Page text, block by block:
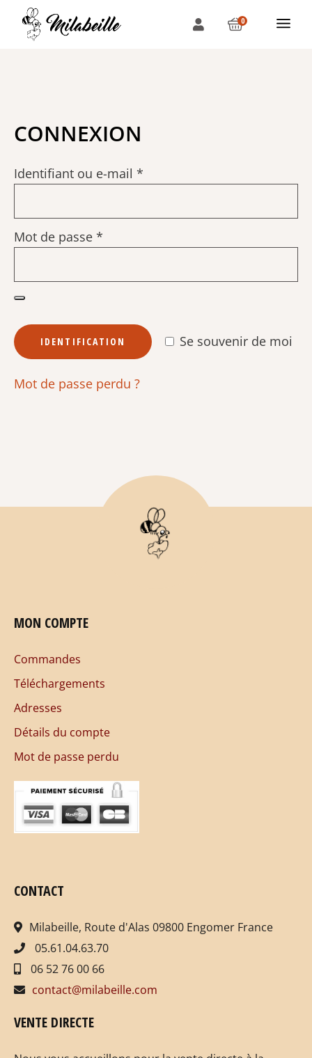
0
CONNEXION
Identifiant ou e-mail *
Mot de passe *
Se souvenir de moi
IDENTIFICATION
Mot de passe perdu ?
MON COMPTE
Commandes
Téléchargements
Adresses
Détails du compte
Mot de passe perdu
CONTACT
Milabeille, Route d'Alas 09800 Engomer France
05.61.04.63.70
06 52 76 00 66
contact@milabeille.com
VENTE DIRECTE